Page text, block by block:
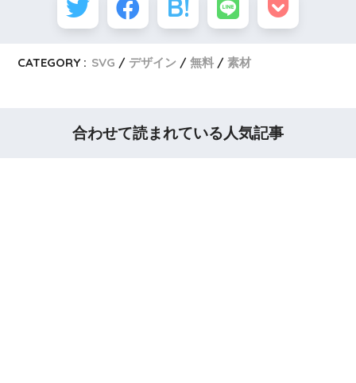
CATEGORY : SVG デザイン 無料 素材
合わせて読まれている人気記事